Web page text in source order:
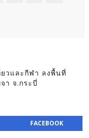
วและกีฬา ลงพื้นที่
า จ.กระบี่
FACEBOOK